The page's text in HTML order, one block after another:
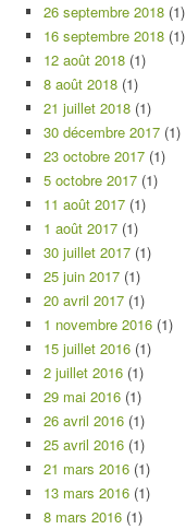
26 septembre 2018 (1)
16 septembre 2018 (1)
12 août 2018 (1)
8 août 2018 (1)
21 juillet 2018 (1)
30 décembre 2017 (1)
23 octobre 2017 (1)
5 octobre 2017 (1)
11 août 2017 (1)
1 août 2017 (1)
30 juillet 2017 (1)
25 juin 2017 (1)
20 avril 2017 (1)
1 novembre 2016 (1)
15 juillet 2016 (1)
2 juillet 2016 (1)
29 mai 2016 (1)
26 avril 2016 (1)
25 avril 2016 (1)
21 mars 2016 (1)
13 mars 2016 (1)
8 mars 2016 (1)